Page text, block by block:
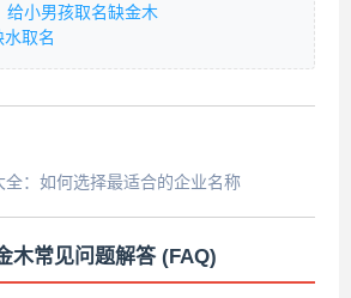
给小男孩取名缺金木
取名
全：如何选择最适合的企业名称
木常见问题解答 (FAQ)